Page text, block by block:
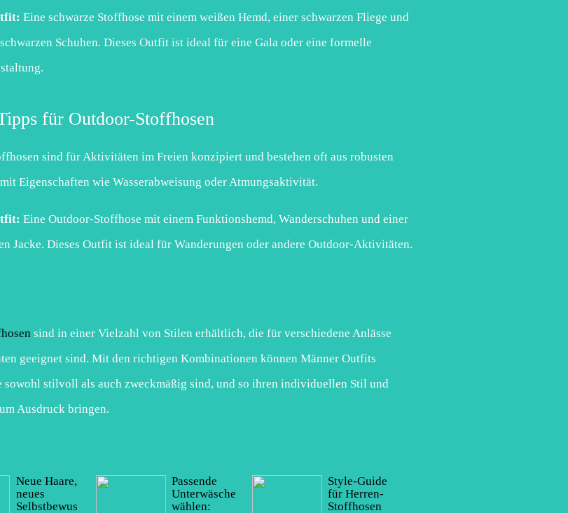
Eine schwarze Stoffhose mit einem weißen Hemd, einer schwarzen Fliege und
Schuhen. Dieses Outfit ist ideal für eine Gala oder eine formelle
für Outdoor-Stoffhosen
sind für Aktivitäten im Freien konzipiert und bestehen oft aus robusten
Eigenschaften wie Wasserabweisung oder Atmungsaktivität.
Eine Outdoor-Stoffhose mit einem Funktionshemd, Wanderschuhen und einer
Jacke. Dieses Outfit ist ideal für Wanderungen oder andere Outdoor-Aktivitäten.
sind in einer Vielzahl von Stilen erhältlich, die für verschiedene Anlässe
geeignet sind. Mit den richtigen Kombinationen können Männer Outfits
sowohl stilvoll als auch zweckmäßig sind, und so ihren individuellen Stil und
Ausdruck bringen.
Neue Haare,
neues
Selbstbewus
Passende
Unterwäsche
wählen:
Style-Guide
für Herren-
Stoffhosen